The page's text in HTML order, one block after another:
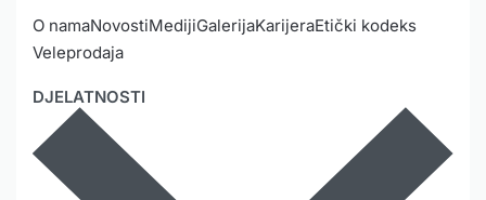
DJELATNOSTI
O namaNovostiMedijiGalerijaKarijeraEtički kodeks
Veleprodaja